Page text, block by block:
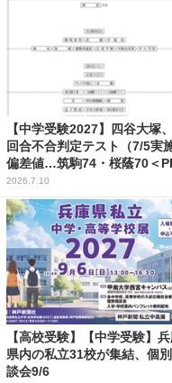
【中学受験2027】四谷大塚
回合不合判定テスト（7/5実施
偏差値…筑駒74・桜蔭70＜
2026.7.10
【高校受験】【中学受験】
県内の私立31校が集結、個
談会9/6